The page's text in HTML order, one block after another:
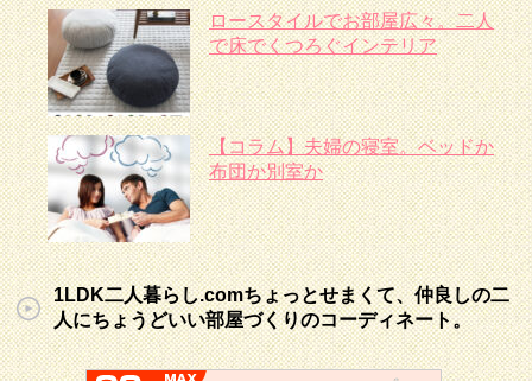
ロースタイルでお部屋広々。二人
で床でくつろぐインテリア
【コラム】夫婦の寝室。ベッドか
布団か別室か
1LDK二人暮らし.comちょっとせまくて、仲良しの二
人にちょうどいい部屋づくりのコーディネート。